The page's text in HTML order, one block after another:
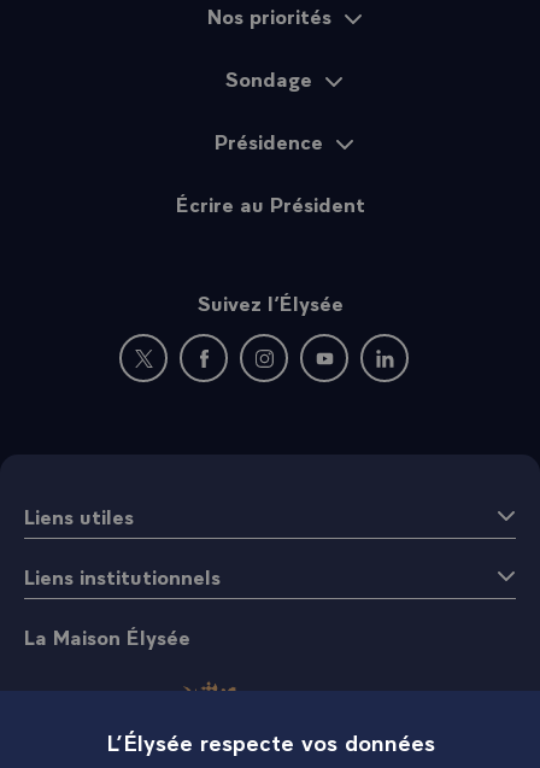
Nos priorités
Sondage
Présidence
Écrire au Président
Suivez l’Élysée
Nouvelle fenêtre : rejoignez-nous sur Twitter
Nouvelle fenêtre : rejoignez-nous sur
Nouvelle fenêtre : rejoignez-nous
Nouvelle fenêtre :
Nouvelle fenêtre :
Liens utiles
Liens institutionnels
La Maison Élysée
L’Élysée respecte vos données